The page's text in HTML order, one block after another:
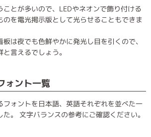
ことが多いので、LEDやネオンで飾り付ける
のを電光掲示版として光らせることもできま
は夜でも色鮮やかに発光し目を引くので、
言えるでしょう。
ォント一覧
フォントを日本語、英語それぞれを並べた一
。 文字バランスの参考にご確認ください。